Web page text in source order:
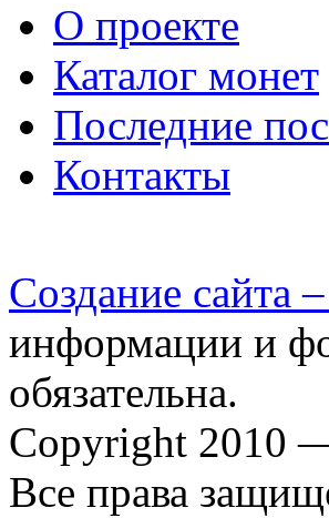
О проекте
Каталог монет
Последние
Контакты
Создание сайта –
информации и
обязательна.
Copyright 2010
Все права